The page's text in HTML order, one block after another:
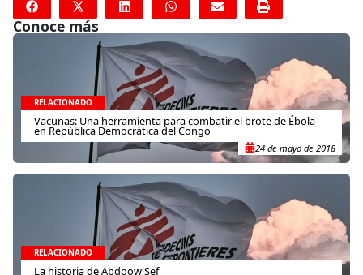
Conoce más
RELACIONADO
Vacunas: Una herramienta para combatir el brote de Ébola
en República Democrática del Congo
24 de mayo de 2018
RELACIONADO
La historia de Abdoow Sef